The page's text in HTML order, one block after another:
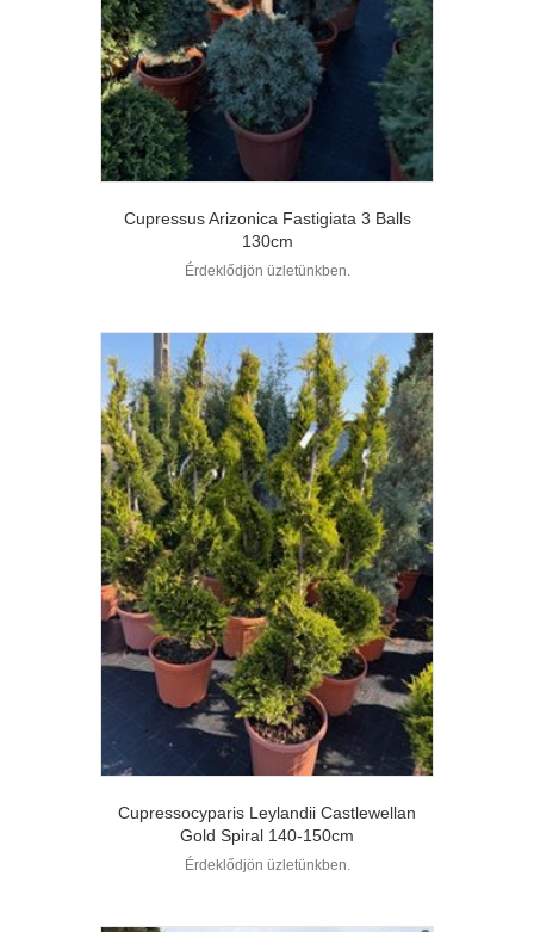
Cupressus Arizonica Fastigiata 3 Balls
130cm
Érdeklődjön üzletünkben.
Cupressocyparis Leylandii Castlewellan
Gold Spiral 140-150cm
Érdeklődjön üzletünkben.